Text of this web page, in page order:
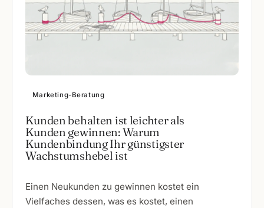
Marketing-Beratung
Kunden behalten ist leichter als
Kunden gewinnen: Warum
Kundenbindung Ihr günstigster
Wachstumshebel ist
Einen Neukunden zu gewinnen kostet ein
Vielfaches dessen, was es kostet, einen